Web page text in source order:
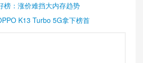
榜：涨价难挡大内存趋势
K13 Turbo 5G拿下榜首